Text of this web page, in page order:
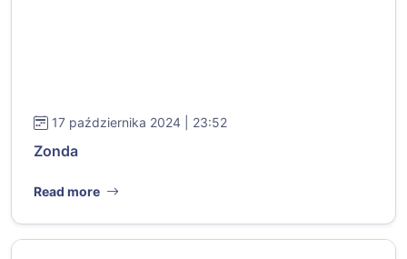
17 października 2024 | 23:52
Zonda
Read more